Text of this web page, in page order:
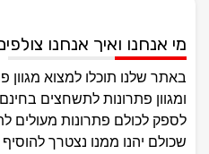
מי אנחנו ואיך אנחנו
באתר שלנו תוכלו למצוא מגוון
ומגוון פתרונות לתשחצים
לספק לכולם פתרונות מעולים
שכולם יהנו ממנו נצטרך להוסיף